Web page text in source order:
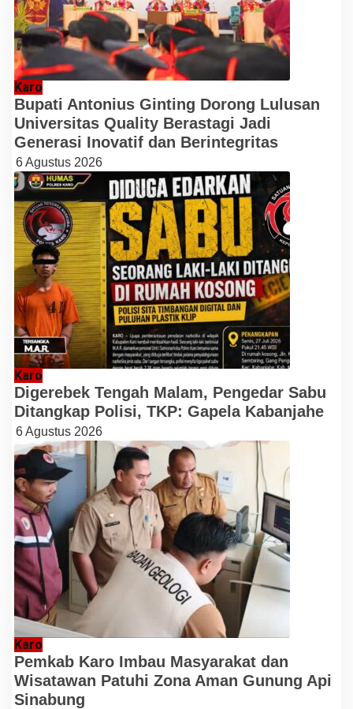
Karo
Bupati Antonius Ginting Dorong Lulusan
Universitas Quality Berastagi Jadi
Generasi Inovatif dan Berintegritas
6 Agustus 2026
Karo
Digerebek Tengah Malam, Pengedar Sabu
Ditangkap Polisi, TKP: Gapela Kabanjahe
6 Agustus 2026
Karo
Pemkab Karo Imbau Masyarakat dan
Wisatawan Patuhi Zona Aman Gunung Api
Sinabung